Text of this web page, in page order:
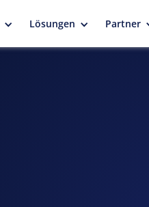
Lösungen Partner